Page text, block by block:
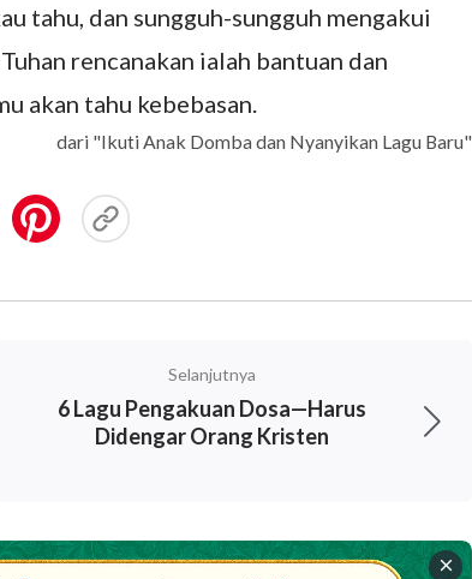
tahu, dan sungguh-sungguh mengakui
rencanakan ialah bantuan dan
akan tahu kebebasan.
dari "Ikuti Anak Domba dan Nyanyikan Lagu Baru"
Selanjutnya
6 Lagu Pengakuan Dosa—Harus
Didengar Orang Kristen